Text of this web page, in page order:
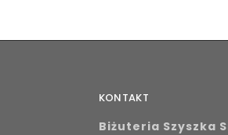
KONTAKT
Biżuteria Szyszka